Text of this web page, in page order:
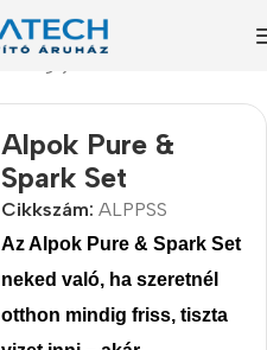
Alpok Pure &
Spark Set
Cikkszám: ALPPSS
Az Alpok Pure & Spark Set
neked való, ha szeretnél
otthon mindig friss, tiszta